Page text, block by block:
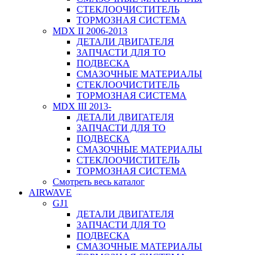
СТЕКЛООЧИСТИТЕЛЬ
ТОРМОЗНАЯ СИСТЕМА
MDX II 2006-2013
ДЕТАЛИ ДВИГАТЕЛЯ
ЗАПЧАСТИ ДЛЯ ТО
ПОДВЕСКА
СМАЗОЧНЫЕ МАТЕРИАЛЫ
СТЕКЛООЧИСТИТЕЛЬ
ТОРМОЗНАЯ СИСТЕМА
MDX III 2013-
ДЕТАЛИ ДВИГАТЕЛЯ
ЗАПЧАСТИ ДЛЯ ТО
ПОДВЕСКА
СМАЗОЧНЫЕ МАТЕРИАЛЫ
СТЕКЛООЧИСТИТЕЛЬ
ТОРМОЗНАЯ СИСТЕМА
Смотреть весь каталог
AIRWAVE
GJ1
ДЕТАЛИ ДВИГАТЕЛЯ
ЗАПЧАСТИ ДЛЯ ТО
ПОДВЕСКА
СМАЗОЧНЫЕ МАТЕРИАЛЫ